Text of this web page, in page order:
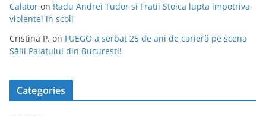
Calator on Radu Andrei Tudor si Fratii Stoica lupta impotriva
violentei in scoli
Cristina P. on FUEGO a serbat 25 de ani de carieră pe scena
Sălii Palatului din București!
Categories